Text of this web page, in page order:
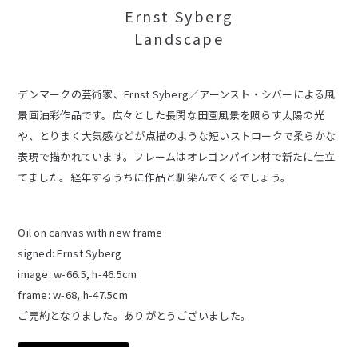
Ernst Syberg
Landscape
デンマークの芸術家、Ernst Syberg／アーンスト・シバーによる風
景画油彩作品です。広々とした長閑な田園風景を照らす太陽の光
や、とりまく大気感などが点描のような短いストロークで柔らかな
表現で描かれています。フレームはオレゴンパイン材で新たに仕立
てました。経年するうちに作品と馴染んでくるでしょう。
Oil on canvas with new frame
signed: Ernst Syberg
image: w-66.5, h-46.5cm
frame: w-68, h-47.5cm
ご売約となりました。ありがとうございました。